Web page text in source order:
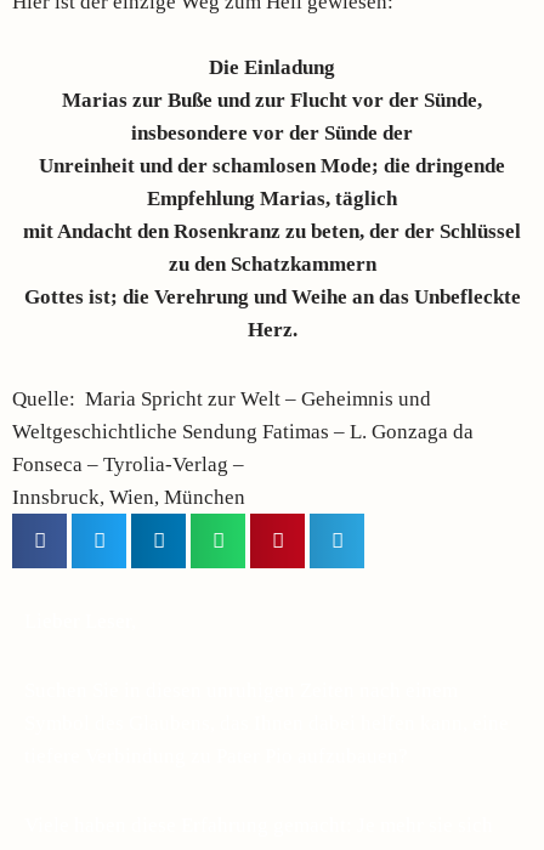
Die Einladung
Marias zur Buße und zur Flucht vor der Sünde,
insbesondere vor der Sünde der
Unreinheit und der schamlosen Mode; die dringende
Empfehlung Marias, täglich
mit Andacht den Rosenkranz zu beten, der der Schlüssel
zu den Schatzkammern
Gottes ist; die Verehrung und Weihe an das Unbefleckte
Herz.
Quelle: Maria Spricht zur Welt – Geheimnis und
Weltgeschichtliche Sendung Fatimas – L. Gonzaga da
Fonseca – Tyrolia-Verlag –
Innsbruck, Wien, München